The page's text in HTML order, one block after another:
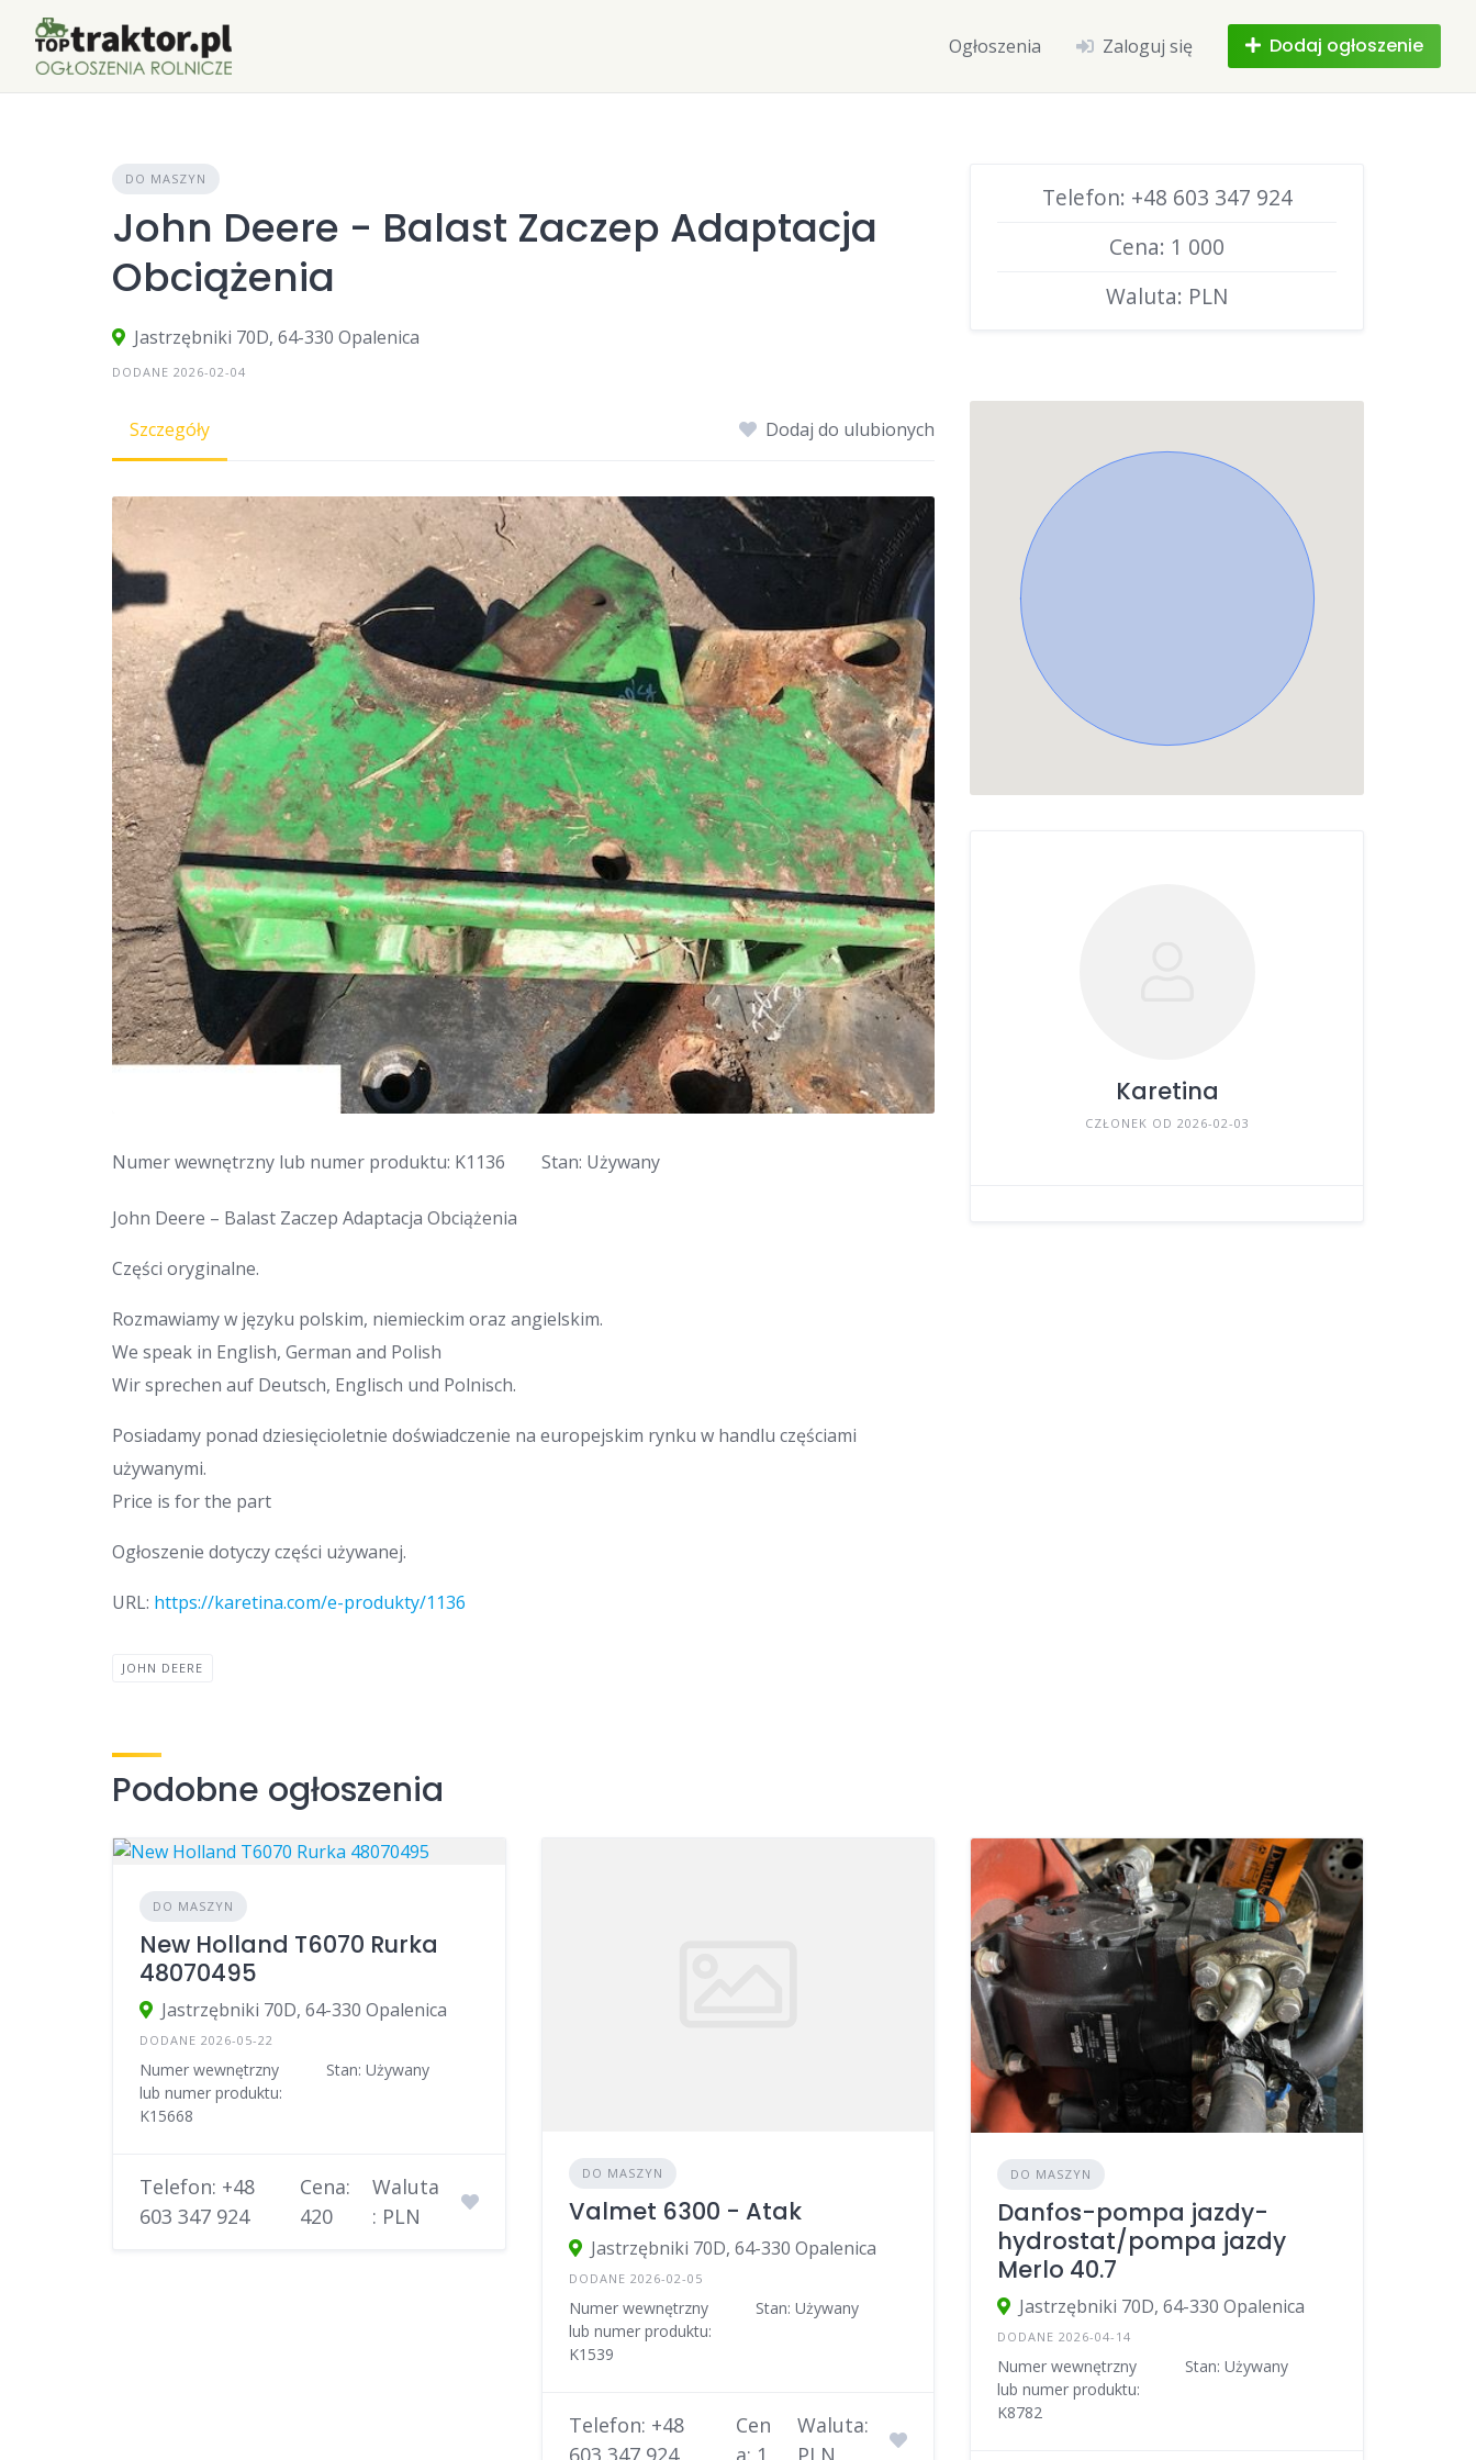
content
Ogłoszenia Zaloguj się Dodaj ogłoszenie
DO MASZYN
John Deere - Balast Zaczep Adaptacja
Obciążenia
Jastrzębniki 70D, 64-330 Opalenica
DODANE 2026-02-04
Szczegóły Dodaj do ulubionych
Numer wewnętrzny lub numer produktu: K1136 Stan: Używany
John Deere – Balast Zaczep Adaptacja Obciążenia
Części oryginalne.
Rozmawiamy w języku polskim, niemieckim oraz angielskim.
We speak in English, German and Polish
Wir sprechen auf Deutsch, Englisch und Polnisch.
Posiadamy ponad dziesięcioletnie doświadczenie na europejskim rynku w handlu częściami
używanymi.
Price is for the part
Ogłoszenie dotyczy części używanej.
URL: https://karetina.com/e-produkty/1136
JOHN DEERE
Telefon: +48 603 347 924
Cena: 1 000
Waluta: PLN
Karetina
CZŁONEK OD 2026-02-03
Podobne ogłoszenia
DO MASZYN
New Holland T6070 Rurka
48070495
Jastrzębniki 70D, 64-330 Opalenica
DODANE 2026-05-22
Numer wewnętrzny
lub numer produktu:
K15668
Stan: Używany
Telefon: +48
603 347 924
Cena:
420
Waluta
: PLN
DO MASZYN
Valmet 6300 - Atak
Jastrzębniki 70D, 64-330 Opalenica
DODANE 2026-02-05
Numer wewnętrzny
lub numer produktu:
K1539
Stan: Używany
Telefon: +48
Cen
Waluta:
DO MASZYN
Danfos-pompa jazdy-
hydrostat/pompa jazdy
Merlo 40.7
Jastrzębniki 70D, 64-330 Opalenica
DODANE 2026-04-14
Numer wewnętrzny
lub numer produktu:
K8782
Stan: Używany